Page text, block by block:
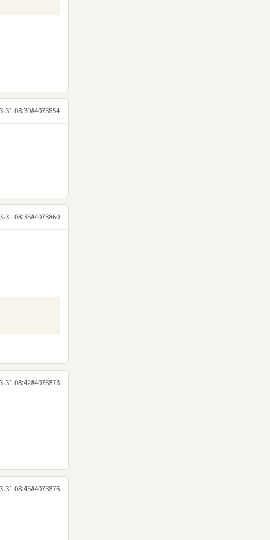
31 08:30#4073854
31 08:35#4073860
31 08:42#4073873
31 08:45#4073876